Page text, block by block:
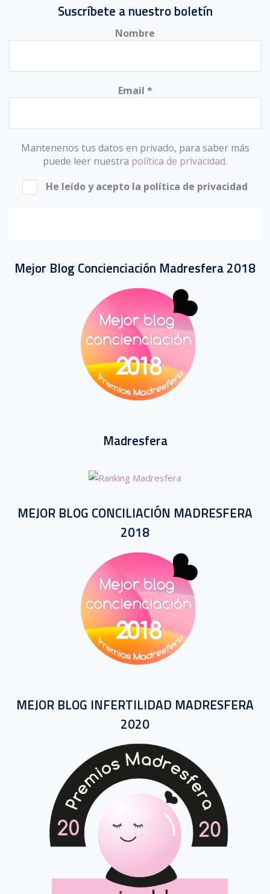
Suscríbete a nuestro boletín
Nombre
Email *
Mantenenos tus datos en privado, para saber más
puede leer nuestra política de privacidad.
He leído y acepto la política de privacidad
Mejor Blog Concienciación Madresfera 2018
Madresfera
MEJOR BLOG CONCILIACIÓN MADRESFERA
2018
MEJOR BLOG INFERTILIDAD MADRESFERA
2020